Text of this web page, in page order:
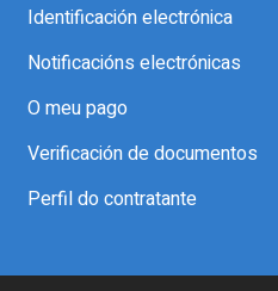
Identificación electrónica
Notificacións electrónicas
O meu pago
Verificación de documentos
Perfil do contratante